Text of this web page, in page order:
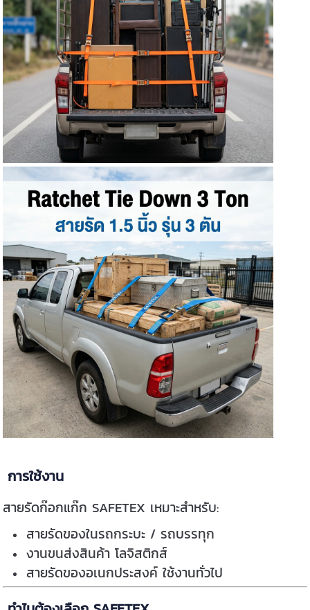
การใช้งาน
สายรัดก๊อกแก๊ก SAFETEX เหมาะสำหรับ:
สายรัดของในรถกระบะ / รถบรรทุก
งานขนส่งสินค้า โลจิสติกส์
สายรัดของอเนกประสงค์ ใช้งานทั่วไป